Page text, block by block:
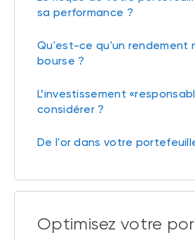
sa performance ?
Qu'est-ce qu'un rendement
bourse ?
L’investissement
considérer ?
De l'or dans votre
Optimisez votre